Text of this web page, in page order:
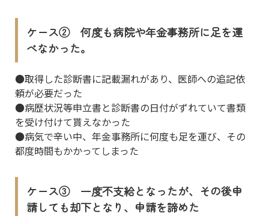
ケース② 何度も病院や年金事務所に足を運
べなかった。
●取得した診断書に記載漏れがあり、医師への追記依
頼が必要だった
●病歴状況等申立書と診断書の日付がずれていて書類
を受け付けて貰えなかった
●病気で辛い中、年金事務所に何度も足を運び、その
都度時間もかかってしまった
ケース③ 一度不支給となったが、その後申
請しても却下となり、申請を諦めた